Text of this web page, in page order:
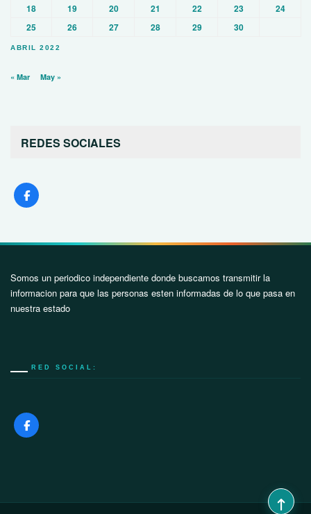
ABRIL 2022
18
19 20 21 22 23
24
25
26 27 28 29 30
« Mar May »
REDES SOCIALES
Somos un periodico independiente donde buscamos transmitir la
informacion para que las personas esten informadas de lo que pasa en
nuestra estado
RED SOCIAL: